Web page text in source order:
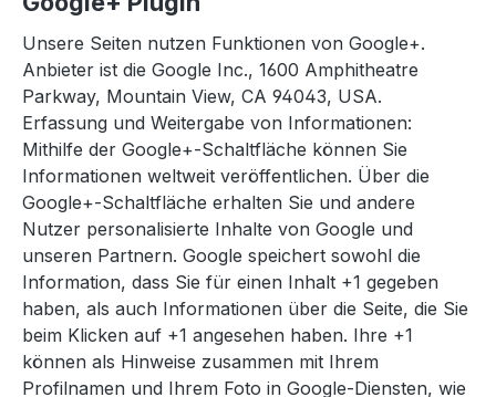
Unsere Seiten nutzen Funktionen von Google+.
Anbieter ist die Google Inc., 1600 Amphitheatre
Parkway, Mountain View, CA 94043, USA.
Erfassung und Weitergabe von Informationen:
Mithilfe der Google+-Schaltfläche können Sie
Informationen weltweit veröffentlichen. Über die
Google+-Schaltfläche erhalten Sie und andere
Nutzer personalisierte Inhalte von Google und
unseren Partnern. Google speichert sowohl die
Information, dass Sie für einen Inhalt +1 gegeben
haben, als auch Informationen über die Seite, die Sie
beim Klicken auf +1 angesehen haben. Ihre +1
können als Hinweise zusammen mit Ihrem
Profilnamen und Ihrem Foto in Google-Diensten, wie